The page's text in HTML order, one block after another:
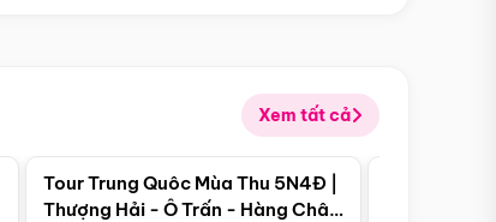
Xem tất cả
Điểm nổi bật
Tour Trung Quôc Mùa Thu 5N4Đ |
Thượng Hải - Ô Trấn - Hàng Châu